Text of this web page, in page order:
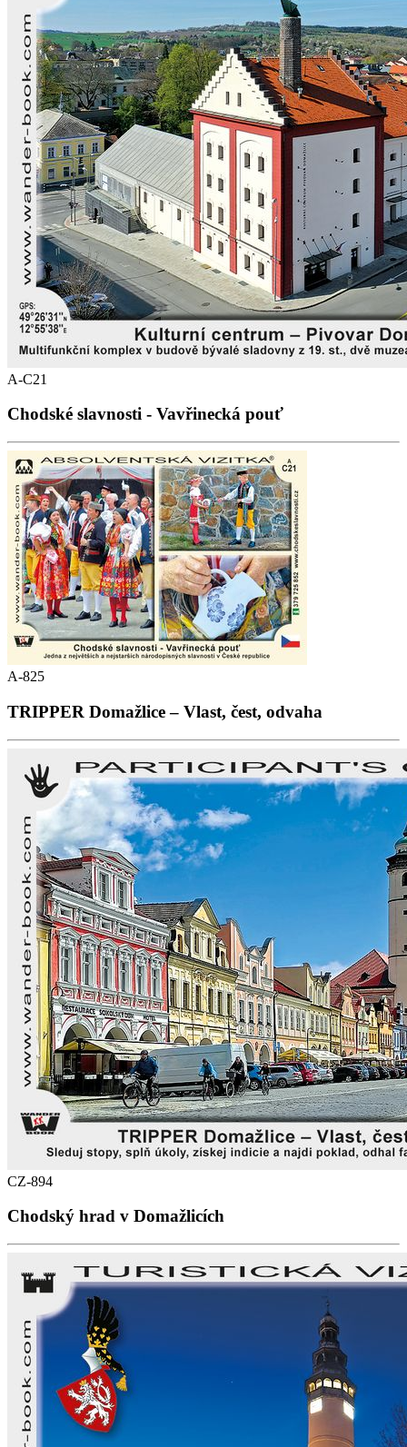
A-C21
Chodské slavnosti - Vavřinecká pouť
A-825
TRIPPER Domažlice – Vlast, čest, odvaha
CZ-894
Chodský hrad v Domažlicích